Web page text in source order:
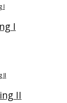
I
II